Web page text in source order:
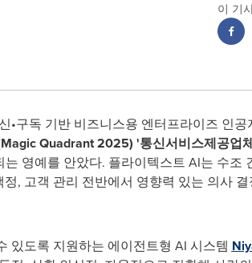
이 기
•구독 기반 비즈니스용 엔터프라이즈 인공
Magic Quadrant 2025) '통신서비스제공업
는 영예를 안았다. 플라이텍스트 AI는 수조
, 고객 관리 전반에서 영향력 있는 의사
있도록 지원하는 에이전트형 AI 시스템